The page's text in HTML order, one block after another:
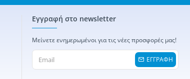
Εγγραφή στο newsletter
Μείνετε ενημερωμένοι για τις νέες προσφορές μας!
ΕΓΓΡΑΦΗ